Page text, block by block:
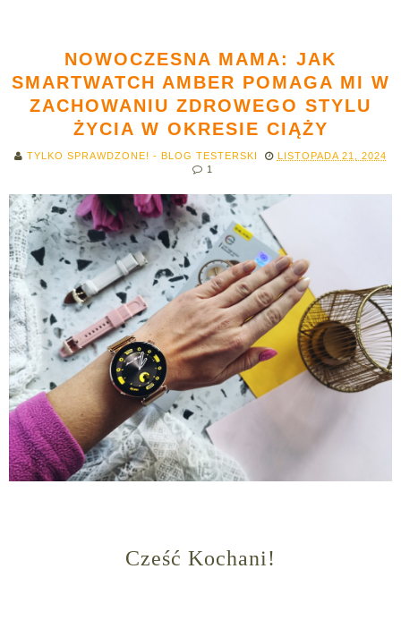
NOWOCZESNA MAMA: JAK
SMARTWATCH AMBER POMAGA MI W
ZACHOWANIU ZDROWEGO STYLU
ŻYCIA W OKRESIE CIĄŻY
TYLKO SPRAWDZONE! - BLOG TESTERSKI
LISTOPADA 21, 2024
1
Cześć Kochani!